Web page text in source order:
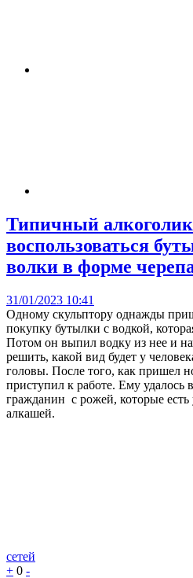
Типичный
воспользоваться
волки в форме
31/01/2023 10:41
Одному скульптору однажды
покупку бутылки с водкой,
Потом он выпил водку из нее и
решить, какой вид будет у
головы. После того, как пришел
приступил к работе. Ему
гражданин с рожей, которые
алкашей.
сетей
+ 0 -